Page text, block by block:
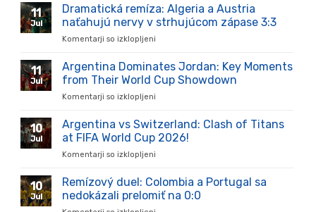
a
napätie:
Canada
South
Africa
2026
11
Jul
Dramatická remíza: Algeria a Austria
naťahujú nervy v strhujúcom zápase 3:3
Komentarji so izklopljeni
remíza:
Algeria
nervy
v
11
Jul
Argentina Dominates Jordan: Key Moments
from Their World Cup Showdown
Komentarji so izklopljeni
Dominates
Jordan:
Their
World
10
Jul
Argentina vs Switzerland: Clash of Titans
at FIFA World Cup 2026!
Komentarji so izklopljeni
vs
Switzerland:
10
Jul
Remízový duel: Colombia a Portugal sa
nedokázali prelomiť na 0:0